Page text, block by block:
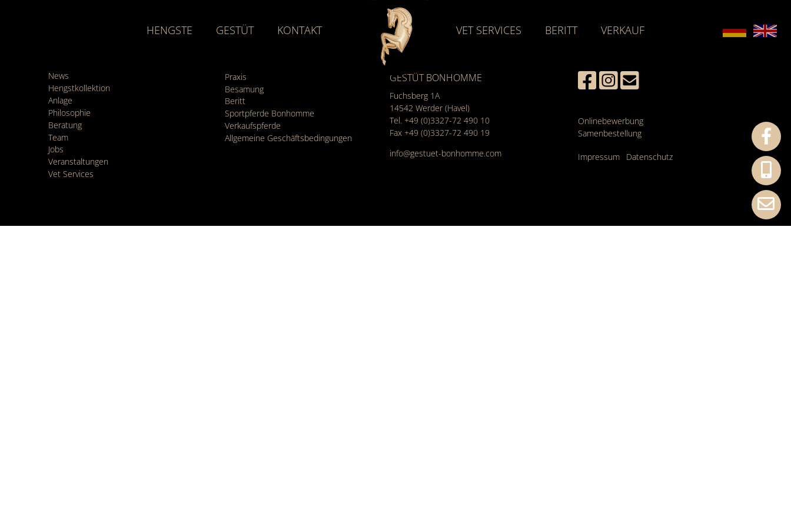
HENGSTE GESTÜT KONTAKT VET SERVICES BERITT VERKAUF
News
Hengstkollektion
Anlage
Philosophie
Beratung
Team
Jobs
Veranstaltungen
Vet Services
Praxis
Besamung
Beritt
Sportpferde Bonhomme
Verkaufspferde
Allgemeine Geschäfts­bedingungen
GESTÜT BONHOMME
Fuchsberg 1A
14542 Werder (Havel)
Tel. +49 (0)3327-72 490 10
Fax +49 (0)3327-72 490 19
info@gestuet-bonhomme.com
Onlinebewerbung
Samenbestellung
Impressum Datenschutz